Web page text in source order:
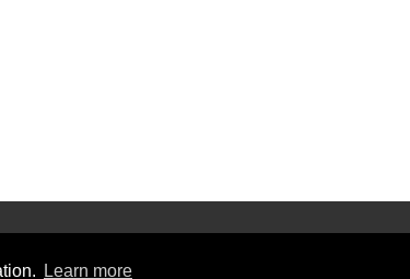
Learn more